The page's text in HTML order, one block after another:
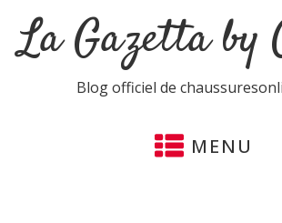
La Gazetta by
Blog officiel de
MENU